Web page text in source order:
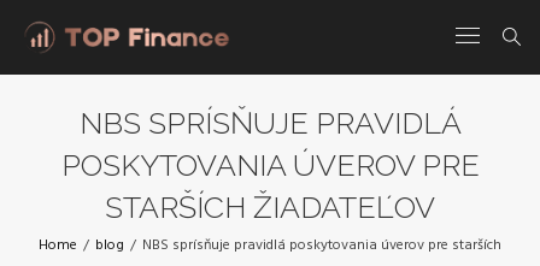
NBS SPRÍSŇUJE PRAVIDLÁ
POSKYTOVANIA ÚVEROV PRE
STARŠÍCH ŽIADATEĽOV
Home / blog / NBS sprísňuje pravidlá poskytovania úverov pre starších